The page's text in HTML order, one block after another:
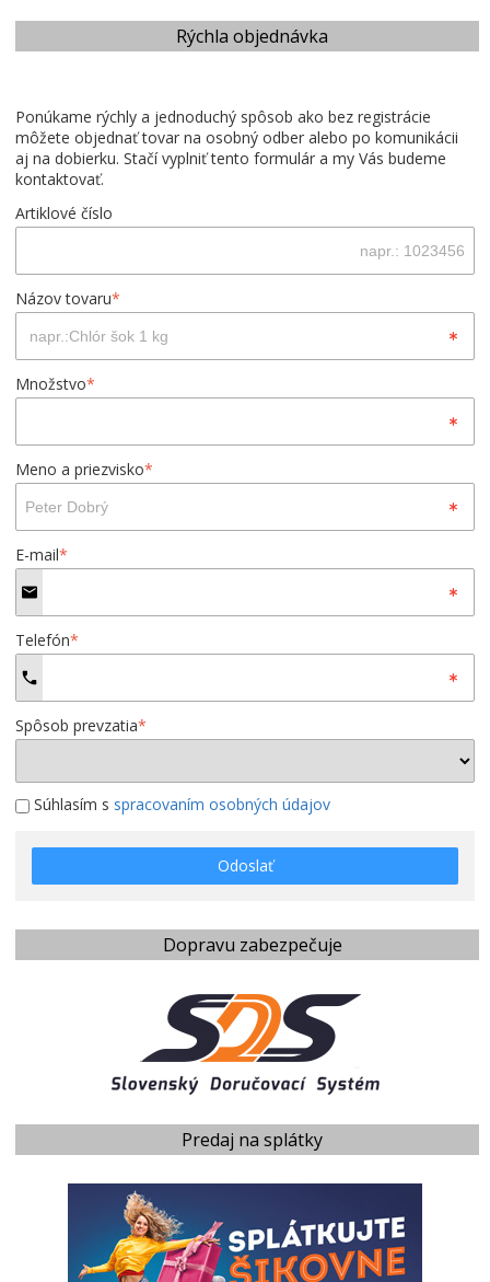
Rýchla objednávka
Ponúkame rýchly a jednoduchý spôsob ako bez registrácie
môžete objednať tovar na osobný odber alebo po komunikácii
aj na dobierku. Stačí vyplniť tento formulár a my Vás budeme
kontaktovať.
Artiklové číslo
Názov tovaru*
Množstvo*
Meno a priezvisko*
E-mail*
Telefón*
Spôsob prevzatia*
Súhlasím s spracovaním osobných údajov
Odoslať
Dopravu zabezpečuje
Predaj na splátky